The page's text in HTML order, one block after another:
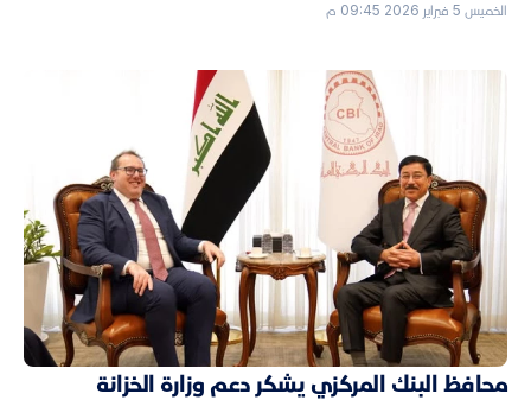
الخميس 5 فبراير 2026 09:45 م
محافظ البنك المركزي يشكر دعم وزارة الخزانة